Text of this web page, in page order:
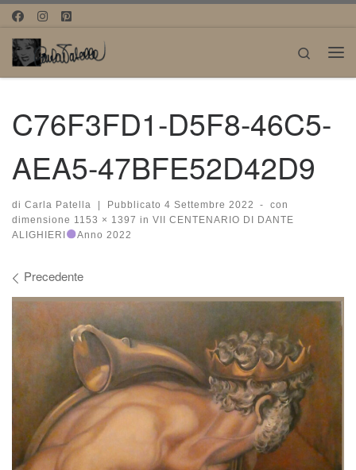
Passa al contenuto
Search
C76F3FD1-D5F8-46C5-
AEA5-47BFE52D42D9
di Carla Patella Pubblicato 4 Settembre 2022 -
con
dimensione 1153 × 1397 in VII CENTENARIO DI DANTE
ALIGHIERI
Anno 2022
Navigazione immagini
Precedente